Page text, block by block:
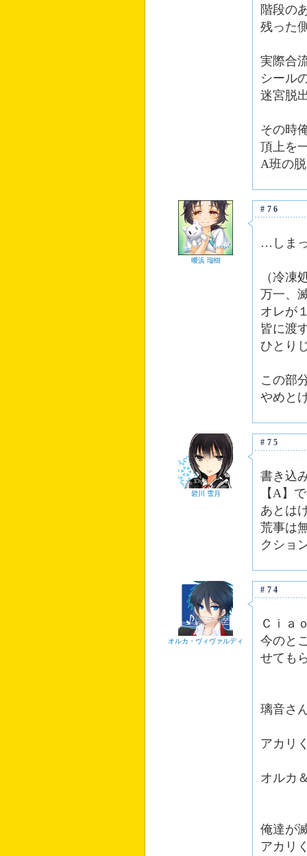
階段の
残った
実際合
シール
迷宮脱
その時
頂上を
A班の
曖浜 瑠樹
#76
…しま
（冷凍
万一、
オレが
皆に渡
ひとり
この部
やめと
碧川 雪月
#75
書き込
【A】
あとは
荒事は
クショ
オルカ・ヴィヴァルディ
#74
Ｃｉａ
今のと
せても
璃音さ
アカリ
オルカ
俺達が
アカリ